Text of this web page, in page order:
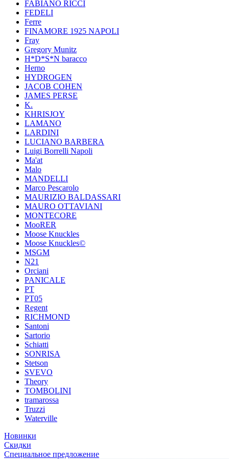
FABIANO RICCI
FEDELI
Ferre
FINAMORE 1925 NAPOLI
Fray
Gregory Munitz
H*D*S*N baracco
Herno
HYDROGEN
JACOB COHEN
JAMES PERSE
K.
KHRISJOY
LAMANO
LARDINI
LUCIANO BARBERA
Luigi Borrelli Napoli
Ma'at
Malo
MANDELLI
Marco Pescarolo
MAURIZIO BALDASSARI
MAURO OTTAVIANI
MONTECORE
MooRER
Moose Knuckles
Moose Knuckles©️
MSGM
N21
Orciani
PANICALE
PT
PT05
Regent
RICHMOND
Santoni
Sartorio
Schiatti
SONRISA
Stetson
SVEVO
Theory
TOMBOLINI
tramarossa
Truzzi
Waterville
Новинки
Скидки
Специальное предложение